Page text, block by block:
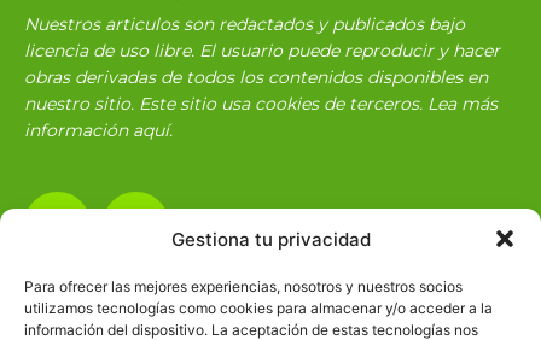
Gestiona tu privacidad
Para ofrecer las mejores experiencias, nosotros y nuestros socios
utilizamos tecnologías como cookies para almacenar y/o acceder a la
información del dispositivo. La aceptación de estas tecnologías nos
Nuestros articulos son redactados y publicados bajo
licencia de uso libre. El usuario puede reproducir y hacer
obras derivadas de todos los contenidos disponibles en
nuestro sitio. Este sitio usa cookies de terceros. Lea más
información aquí.
Básico
1966